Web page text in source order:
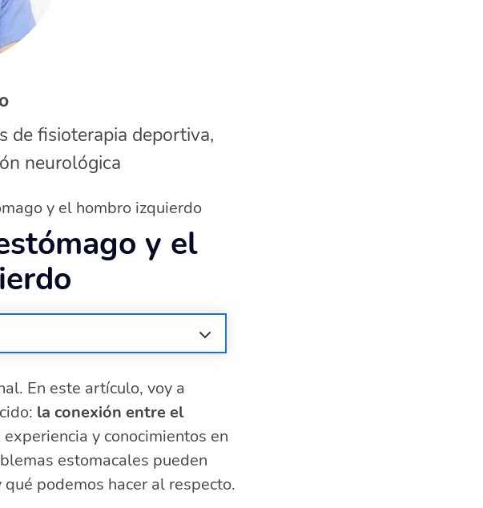
de fisioterapia deportiva,
neurológica
y el hombro izquierdo
y el
por problemas estomacales
hombro
En este artículo, voy a
la conexión entre el
y conocimientos en
estomacales pueden
podemos hacer al respecto.